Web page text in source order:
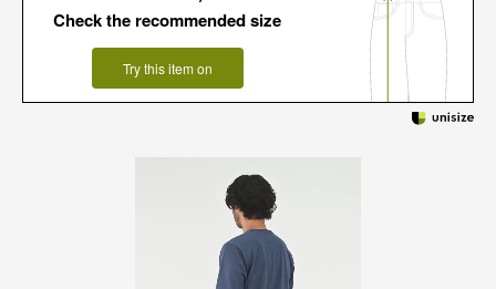
Check the recommended size
Try this item on